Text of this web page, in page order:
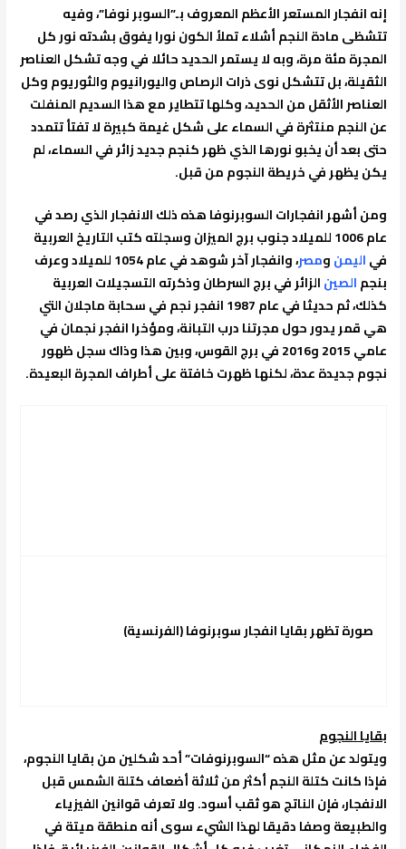
إنه انفجار المستعر الأعظم المعروف بـ”السوبر نوفا”، وفيه
تتشظى مادة النجم أشلاء تملأ الكون نورا يفوق بشدته نور كل
المجرة مئة مرة، وبه لا يستمر الحديد حائلا في وجه تشكل العناصر
الثقيلة، بل تتشكل نوى ذرات الرصاص واليورانيوم والثوريوم وكل
العناصر الأثقل من الحديد، وكلها تتطاير مع هذا السديم المنفلت
عن النجم منتثرة في السماء على شكل غيمة كبيرة لا تفتأ تتمدد
حتى بعد أن يخبو نورها الذي ظهر كنجم جديد زائر في السماء، لم
يكن يظهر في خريطة النجوم من قبل.
ومن أشهر انفجارات السوبرنوفا هذه ذلك الانفجار الذي رصد في
عام 1006 للميلاد جنوب برج الميزان وسجلته كتب التاريخ العربية
فياليمنومصر
، وانفجار آخر شوهد في عام 1054 للميلاد وعرف
بنجمالصينالزائر في برج السرطان وذكرته التسجيلات العربية
كذلك، ثم حديثا في عام 1987 انفجر نجم في سحابة ماجلان التي
هي قمر يدور حول مجرتنا درب التبانة، ومؤخرا انفجر نجمان في
عامي 2015 و2016 في برج القوس، وبين هذا وذاك سجل ظهور
نجوم جديدة عدة، لكنها ظهرت خافتة على أطراف المجرة البعيدة.
صورة تظهر بقايا انفجار سوبرنوفا(الفرنسية)
بقايا النجوم
ويتولد عن مثل هذه “السوبرنوفات” أحد شكلين من بقايا النجوم،
فإذا كانت كتلة النجم أكثر من ثلاثة أضعاف كتلة الشمس قبل
الانفجار، فإن الناتج هو ثقب أسود. ولا تعرف قوانين الفيزياء
والطبيعة وصفا دقيقا لهذا الشيء سوى أنه منطقة ميتة في